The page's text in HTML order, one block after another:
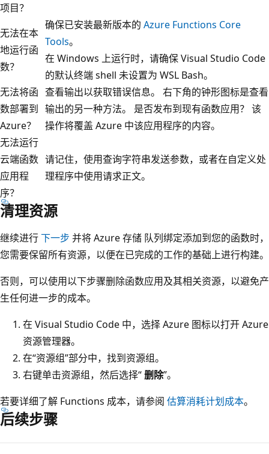
项目？
无法在本
地运行函
数？
确保已安装最新版本的 Azure Functions Core
Tools。
在 Windows 上运行时，请确保 Visual Studio Code
的默认终端 shell 未设置为 WSL Bash。
无法将函
数部署到
Azure？
查看输出以获取错误信息。 右下角的钟形图标是查看
输出的另一种方法。 是否发布到现有函数应用？ 该
操作将覆盖 Azure 中该应用程序的内容。
无法运行
云端函数
应用程
序？
请记住，使用查询字符串发送参数，或者在自定义处
理程序中使用请求正文。
清理资源
继续进行下一步 并将 Azure 存储 队列绑定添加到您的函数时，
您需要保留所有资源，以便在已完成的工作的基础上进行构建。
否则，可以使用以下步骤删除函数应用及其相关资源，以避免产
生任何进一步的成本。
在 Visual Studio Code 中，选择 Azure 图标以打开 Azure
资源管理器。
在“资源组”部分中，找到资源组。
右键单击资源组，然后选择“删除”。
若要详细了解 Functions 成本，请参阅 估算消耗计划成本。
后续步骤